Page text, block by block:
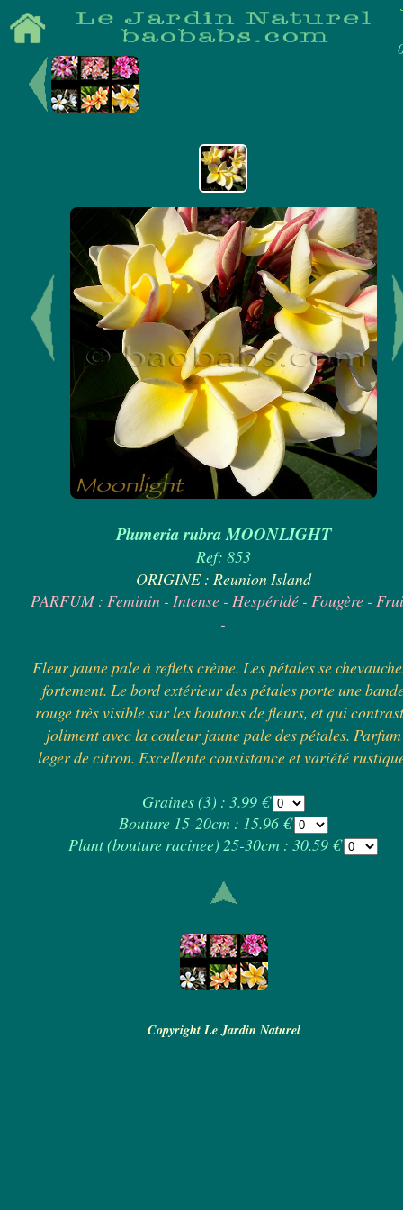
Plumeria rubra MOONLIGHT
Ref: 853
ORIGINE : Reunion Island
PARFUM : Feminin - Intense - Hespéridé - Fougère -
-
Fleur jaune pale à reflets crème. Les pétales se
fortement. Le bord extérieur des pétales porte une
rouge très visible sur les boutons de fleurs, et qui
joliment avec la couleur jaune pale des pétales. Parfum
leger de citron. Excellente consistance et variété
Graines (3) : 3.99 €
Bouture 15-20cm : 15.96 €
Plant (bouture racinee) 25-30cm : 30.59 €
Copyright Le Jardin Naturel